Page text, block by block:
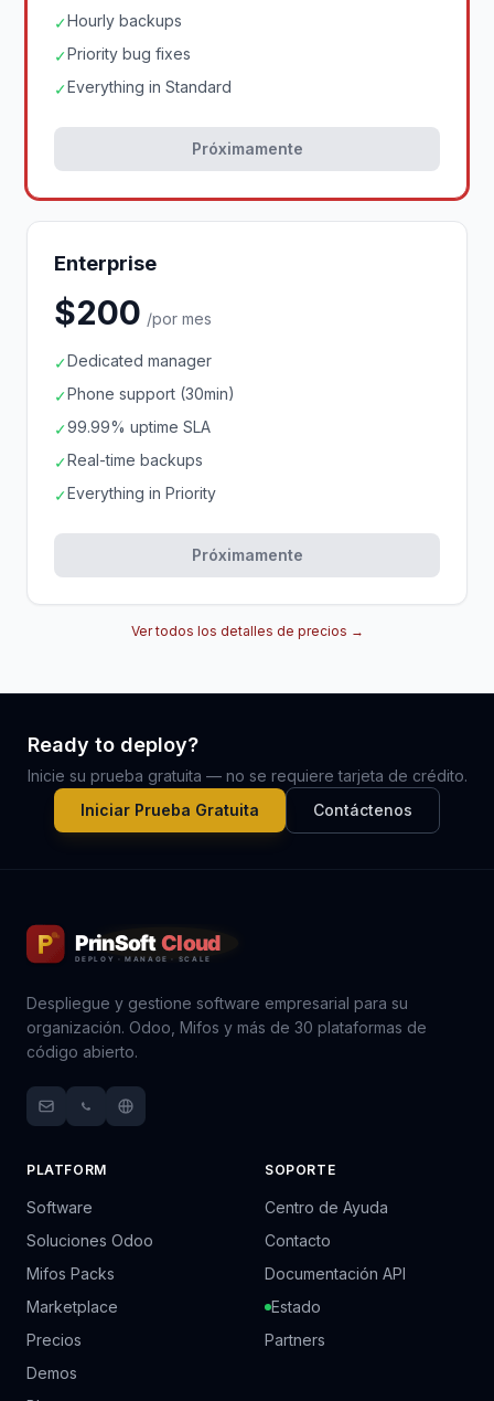
✓Hourly backups
✓Priority bug fixes
✓Everything in Standard
Próximamente
Enterprise
$200 /por mes
✓Dedicated manager
✓Phone support (30min)
✓99.99% uptime SLA
✓Real-time backups
✓Everything in Priority
Próximamente
Ver todos los detalles de precios →
Ready to deploy?
Inicie su prueba gratuita — no se requiere tarjeta de crédito.
Iniciar Prueba Gratuita
Contáctenos
Despliegue y gestione software empresarial para su
organización. Odoo, Mifos y más de 30 plataformas de
código abierto.
PLATFORM
Software
Soluciones Odoo
Mifos Packs
Marketplace
Precios
Demos
SOPORTE
Centro de Ayuda
Contacto
Documentación API
Estado
Partners